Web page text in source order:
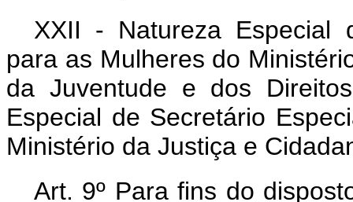
XXII - Natureza Especial
para as Mulheres do
da Juventude e dos
Especial de Secretário
Ministério da Justiça e
Art. 9º Para fins do